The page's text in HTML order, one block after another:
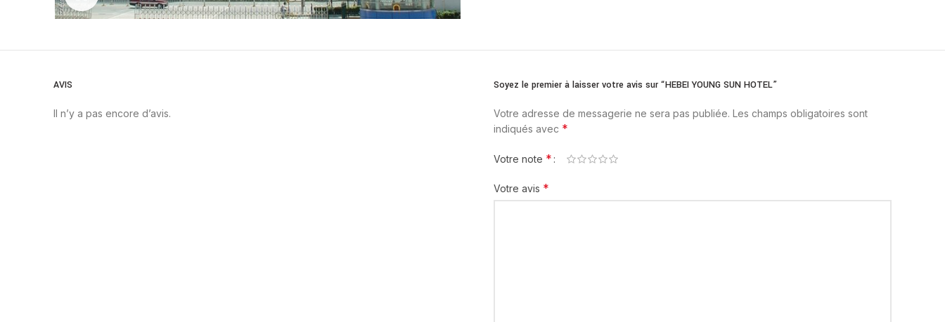
AVIS
Il n’y a pas encore d’avis.
Soyez le premier à laisser votre avis sur “HEBEI YOUNG SUN HOTEL”
Votre adresse de messagerie ne sera pas publiée. Les champs obligatoires sont
indiqués avec *
Votre note *
Votre avis *